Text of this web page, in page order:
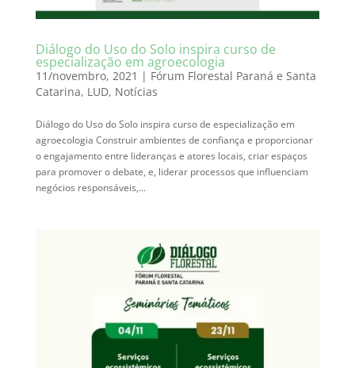
Diálogo do Uso do Solo inspira curso de
especialização em agroecologia
11/novembro, 2021 | Fórum Florestal Paraná e Santa
Catarina, LUD, Notícias
Diálogo do Uso do Solo inspira curso de especialização em
agroecologia Construir ambientes de confiança e proporcionar
o engajamento entre lideranças e atores locais, criar espaços
para promover o debate, e, liderar processos que influenciam
negócios responsáveis,...